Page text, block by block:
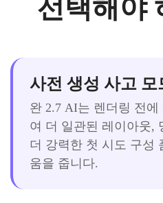
선택해야
사전 생성 사고 모
완 2.7 AI는 렌더링 전
여 더 일관된 레이아웃,
더 강력한 첫 시도 구성
움을 줍니다.